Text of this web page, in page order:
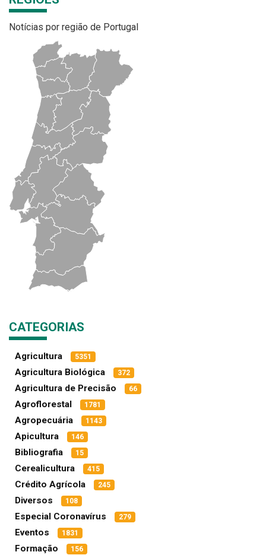
Notícias por região de Portugal
CATEGORIAS
Agricultura 5351
Agricultura Biológica 372
Agricultura de Precisão 66
Agroflorestal 1781
Agropecuária 1143
Apicultura 146
Bibliografia 15
Cerealicultura 415
Crédito Agrícola 245
Diversos 108
Especial Coronavírus 279
Eventos 1831
Formação 156